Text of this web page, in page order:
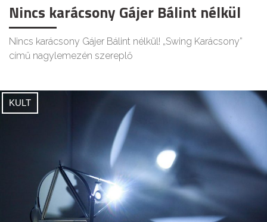
Nincs karácsony Gájer Bálint nélkül
Nincs karácsony Gájer Bálint nélkül! „Swing Karácsony”
című nagylemezén szereplő
KULT